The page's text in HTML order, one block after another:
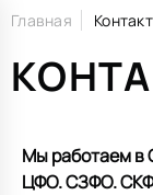
Главная
Мы работаем в
ЦФО. СЗФО.